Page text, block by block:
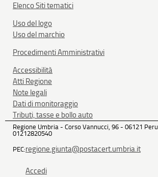
Elenco Siti tematici
Uso del logo
Uso del marchio
Procedimenti Amministrativi
Accessibilità
Atti Regione
Note legali
Dati di monitoraggio
Tributi, tasse e bollo auto
Regione Umbria - Corso Vannucci, 96 - 06121
01212820540
PEC:regione.giunta@postacert.umbria.it
Accedi